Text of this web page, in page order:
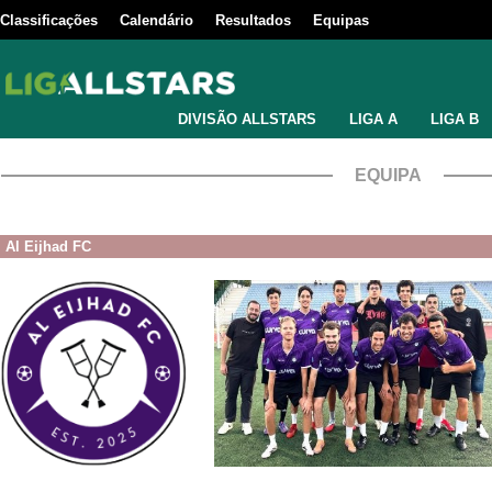
Classificações Calendário Resultados Equipas
DIVISÃO ALLSTARS LIGA A LIGA B
EQUIPA
Al Eijhad FC